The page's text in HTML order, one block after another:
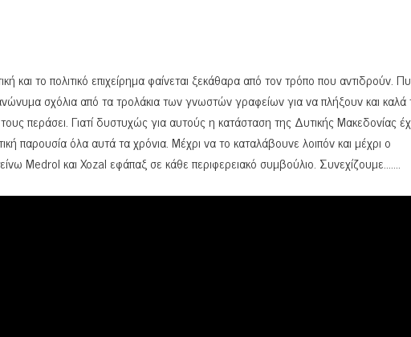
και το πολιτικό επιχείρημα φαίνεται ξεκάθαρα από τον τρόπο που αντιδρούν.
σχόλια από τα τρολάκια των γνωστών γραφείων για να πλήξουν και καλά
περάσει. Γιατί δυστυχώς για αυτούς η κατάσταση της Δυτικής Μακεδονίας
παρουσία όλα αυτά τα χρόνια. Μέχρι να το καταλάβουνε λοιπόν και μέχρι ο
Medrol και Xozal εφάπαξ σε κάθε περιφερειακό συμβούλιο. Συνεχίζουμε…….